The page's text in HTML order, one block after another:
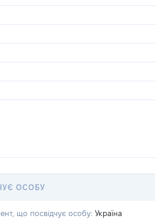
ОСОБУ
що посвідчує особу: Україна